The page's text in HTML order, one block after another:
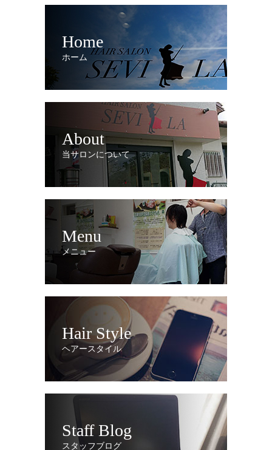
Home
ホーム
About
当サロンについて
Menu
メニュー
Hair Style
ヘアースタイル
Staff Blog
スタッフブログ